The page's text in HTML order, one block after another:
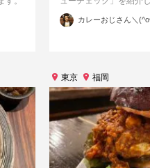
投
稿
カレーおじさん＼
東京 福岡